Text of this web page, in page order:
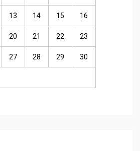
13 14 15 16
20 21 22 23
27 28 29 30